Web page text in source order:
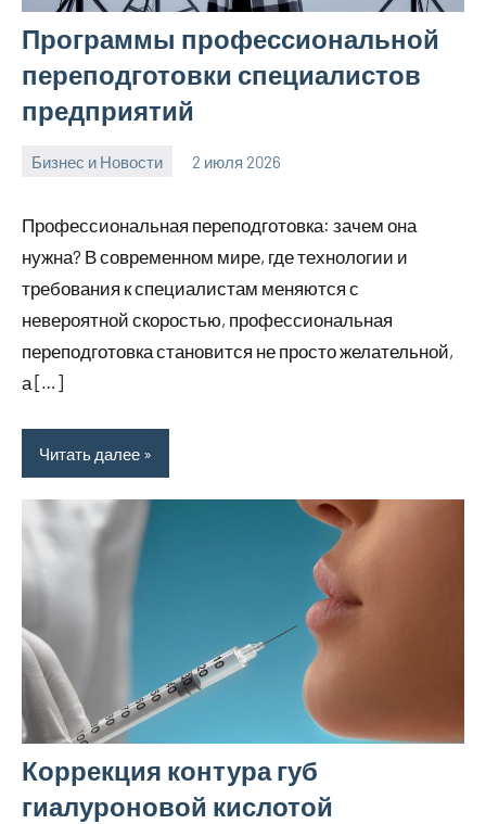
Программы профессиональной
переподготовки специалистов
предприятий
Бизнес и Новости 2 июля 2026
Профессиональная переподготовка: зачем она
нужна? В современном мире, где технологии и
требования к специалистам меняются с
невероятной скоростью, профессиональная
переподготовка становится не просто желательной,
а […]
Читать далее
Коррекция контура губ
гиалуроновой кислотой